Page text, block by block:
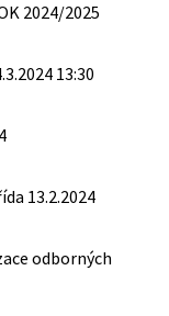
2024/2025
13:30
13.2.2024
odborných